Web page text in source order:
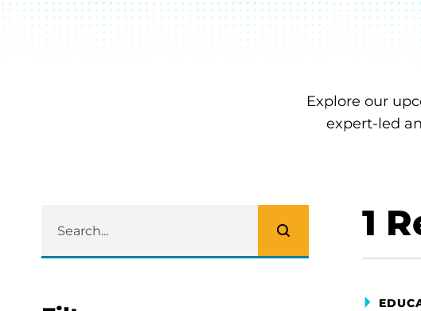
Explore our
expert-led
1